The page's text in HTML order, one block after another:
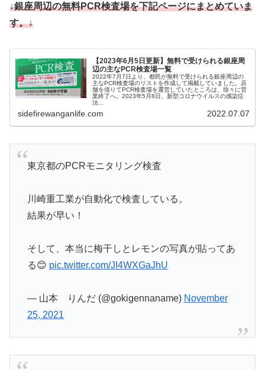
↓銀座周辺の無料PCR検査場を下記ページにまとめていま
す。↓
【2023年6月5日更新】無料で受けられる銀座周
辺の主なPCR検査場一覧
2022年7月7日より、都民が無料で受けられる銀座周辺の
主なPCR検査場のリストを作成して掲載していました。店
舗を借りてPCR検査場を運営していたところは、徐々に営
業終了へ。2023年5月8日、新型コロナウイルスの感染症
法...
sidefirewanganlife.com 2022.07.07
東京都のPCRモニタリング検査
川崎重工業が自動化で検査している。
結果が早い！
そして、本当に梅干しとレモンの写真が貼ってあ
る😊 pic.twitter.com/JI4WXGaJhU
— 山本 りんだ (@gokigennaname) November
25, 2021